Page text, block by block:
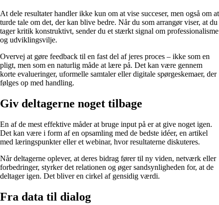
At dele resultater handler ikke kun om at vise succeser, men også om at
turde tale om det, der kan blive bedre. Når du som arrangør viser, at du
tager kritik konstruktivt, sender du et stærkt signal om professionalisme
og udviklingsvilje.
Overvej at gøre feedback til en fast del af jeres proces – ikke som en
pligt, men som en naturlig måde at lære på. Det kan være gennem
korte evalueringer, uformelle samtaler eller digitale spørgeskemaer, der
følges op med handling.
Giv deltagerne noget tilbage
En af de mest effektive måder at bruge input på er at give noget igen.
Det kan være i form af en opsamling med de bedste idéer, en artikel
med læringspunkter eller et webinar, hvor resultaterne diskuteres.
Når deltagerne oplever, at deres bidrag fører til ny viden, netværk eller
forbedringer, styrker det relationen og øger sandsynligheden for, at de
deltager igen. Det bliver en cirkel af gensidig værdi.
Fra data til dialog